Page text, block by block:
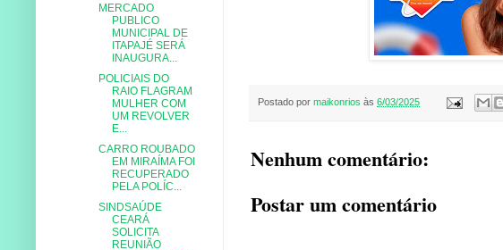
Postado por maikonrios às 6/03/2025
Nenhum comentário:
Postar um comentário
MERCADO
PUBLICO
MUNICIPAL DE
ITAPAJÉ SERÁ
INAUGURA...
POLICIAIS DO
RAIO FLAGRAM
MULHER COM
UM REVOLVER
E...
CARRO ROUBADO
EM MIRAÍMA FOI
RECUPERADO
PELA POLÍC...
SINDSAÚDE
CEARÁ
SOLICITA
REUNIÃO